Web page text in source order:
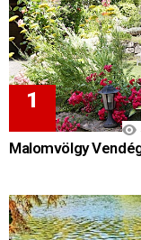
Malomvölgy